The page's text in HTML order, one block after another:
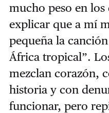
mucho peso en los
explicar que a mí
pequeña la
África tropical”.
mezclan corazón,
historia y con
funcionar, pero